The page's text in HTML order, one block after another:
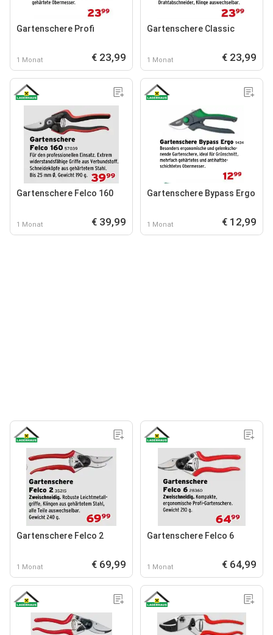
Gartenschere Profi
1 Monat € 23,99
Gartenschere Classic
1 Monat € 23,99
Gartenschere Felco 160
1 Monat € 39,99
Gartenschere Bypass Ergo
1 Monat € 12,99
Gartenschere Felco 2
1 Monat € 69,99
Gartenschere Felco 6
1 Monat € 64,99